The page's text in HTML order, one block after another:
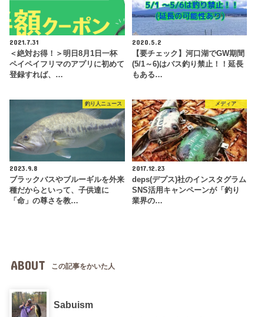
2021.7.31
＜絶対お得！＞明日8月1日一杯
ペイペイフリマのアプリに初めて
登録すれば、…
2020.5.2
【要チェック】河口湖でGW期間
(5/1～6)はバス釣り禁止！！延長
もある…
釣り人ニュース
2023.9.8
ブラックバスやブルーギルを外来
種だからといって、子供達に
「命」の尊さを教…
メディア
2017.12.23
deps(デプス)社のインスタグラム
SNS活用キャンペーンが「釣り
業界の…
ABOUT この記事をかいた人
Sabuism